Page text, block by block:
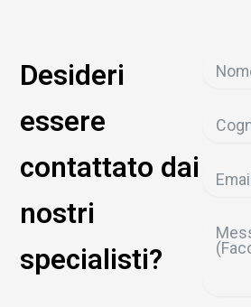
Desideri
essere
contattato dai
nostri
specialisti?